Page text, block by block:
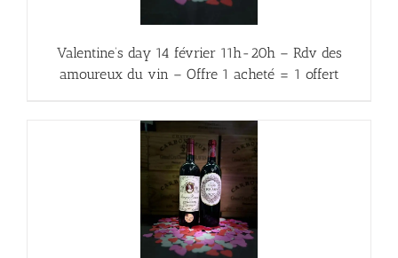
Valentine’s day 14 février 11h-20h – Rdv des
amoureux du vin – Offre 1 acheté = 1 offert